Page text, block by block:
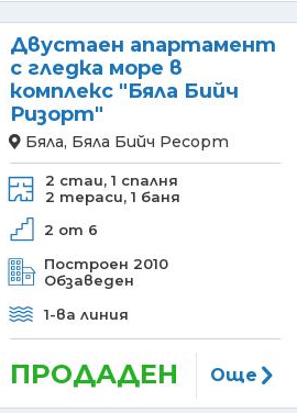
Двустаен апартамент
с гледка море в
комплекс "Бяла Бийч
Ризорт"
Бяла, Бяла Бийч Ресорт
2 стаи, 1 спалня
2 тераси, 1 баня
2 от 6
Построен 2010
Обзаведен
1-ва линия
ПРОДАДЕН Още